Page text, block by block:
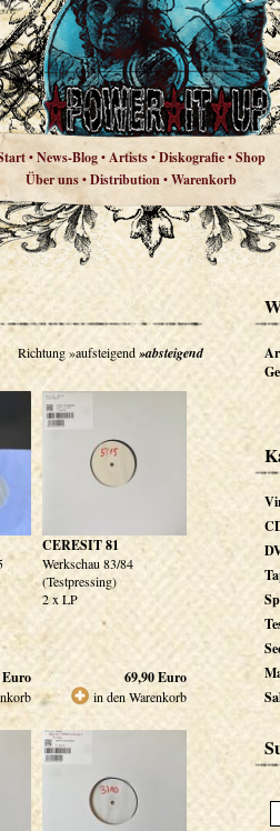
•News-Blog•Artists•Diskografie•Shop
Über uns•Distribution•Warenkorb
Richtung»aufsteigend»absteigend
Euro
CERESIT 81
Werkschau 83/84
(Testpressing)
2 x LP
69,90Euro
in den Warenkorb